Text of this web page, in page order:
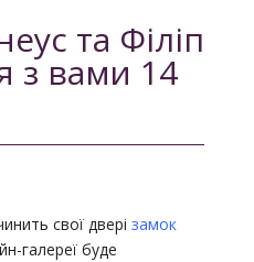
та Філіп
з вами 14
свої двері замок
галереї буде